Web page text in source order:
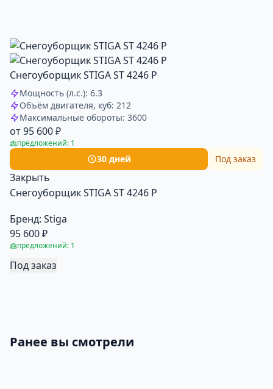
Снегоуборщик STIGA ST 4246 P
Мощность (л.с.): 6.3
Объём двигателя, куб: 212
Максимальные обороты: 3600
от 95 600 ₽
предложений: 1
30 дней Под заказ
Закрыть
Снегоуборщик STIGA ST 4246 P
Бренд: Stiga
95 600 ₽
предложений: 1
Под заказ
Ранее вы смотрели